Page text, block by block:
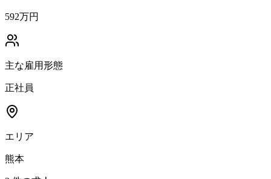
592万円
主な雇用形態
正社員
エリア
熊本